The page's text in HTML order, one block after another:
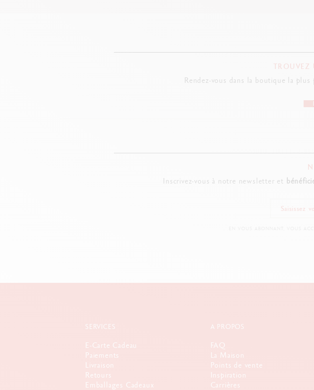
TROUVEZ
Rendez-vous dans la boutique la
Inscrivez-vous à notre newsletter et
SERVICES
E-Carte Cadeau
Paiements
Livraison
Retours
Emballages Cadeaux
A PROPOS
FAQ
La Maison
Points de vente
Inspiration
Carrières